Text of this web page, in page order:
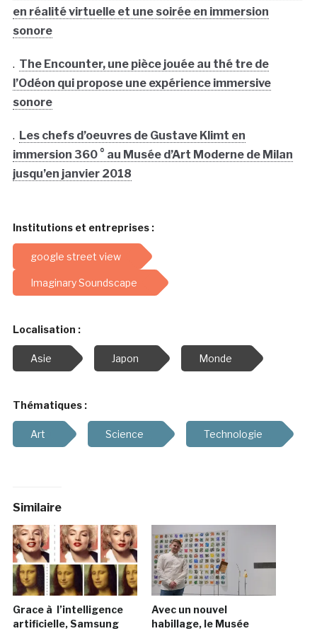
en réalité virtuelle et une soirée en immersion
sonore
. The Encounter, une pièce jouée au thé tre de
l’Odéon qui propose une expérience immersive
sonore
. Les chefs d’oeuvres de Gustave Klimt en
immersion 360 ° au Musée d’Art Moderne de Milan
jusqu’en janvier 2018
Institutions et entreprises :
google street view
Imaginary Soundscape
Localisation :
Asie Japon Monde
Thématiques :
Art Science Technologie
Similaire
Grace à l’intelligence
artificielle, Samsung
Avec un nouvel
habillage, le Musée